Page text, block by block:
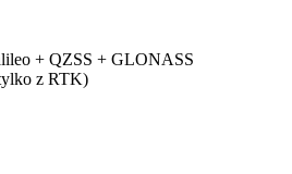
+ QZSS + GLONASS
z RTK)